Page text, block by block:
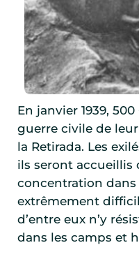
En janvier 1939,
guerre civile de
la Retirada. Les
ils seront accueillis
concentration
extrêmement
d’entre eux n’y
dans les camps et